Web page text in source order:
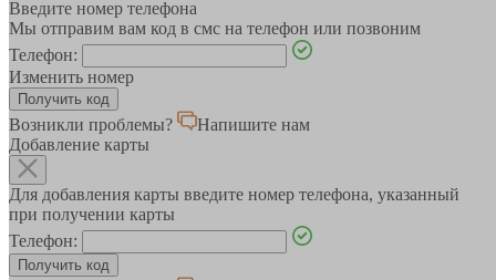
Введите номер телефона
Мы отправим вам код в смс на телефон или позвоним
Телефон:
Изменить номер
Возникли проблемы?
Напишите нам
Добавление карты
Для добавления карты введите номер телефона, указанный
при получении карты
Телефон: